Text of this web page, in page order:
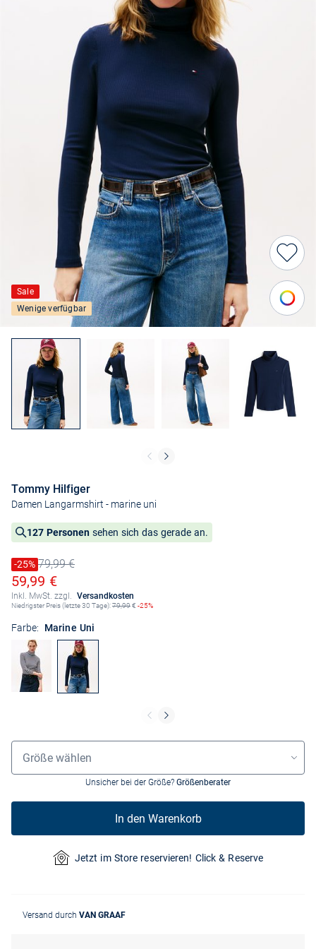
Sale
Wenige verfügbar
Tommy Hilfiger
Damen Langarmshirt - marine uni
127 Personen sehen sich das gerade an.
Preis reduziert um
-25%
Alter Preis79,99 €
Ermäßigter Preis
59,99 €
Inkl. MwSt. zzgl. Versandkosten
Niedrigster Preis (letzte 30 Tage):79,99€ -25%
Farbe: Marine Uni
Größenauswahl
Größe wählen
Unsicher bei der Größe? Größenberater
In den Warenkorb
Jetzt im Store reservieren! Click & Reserve
Versand durch VAN GRAAF